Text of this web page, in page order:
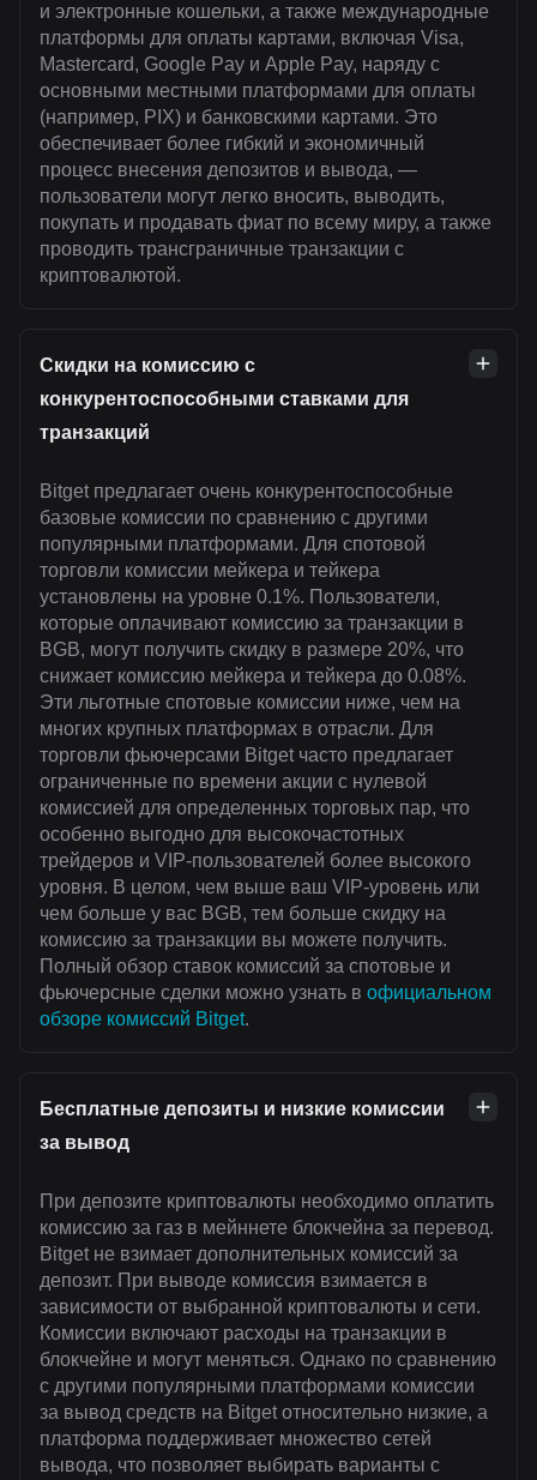
и электронные кошельки, а также международные
платформы для оплаты картами, включая Visa,
Mastercard, Google Pay и Apple Pay, наряду с
основными местными платформами для оплаты
(например, PIX) и банковскими картами. Это
обеспечивает более гибкий и экономичный
процесс внесения депозитов и вывода, —
пользователи могут легко вносить, выводить,
покупать и продавать фиат по всему миру, а также
проводить трансграничные транзакции с
криптовалютой.
Скидки на комиссию с
конкурентоспособными ставками для
транзакций
Bitget предлагает очень конкурентоспособные
базовые комиссии по сравнению с другими
популярными платформами. Для спотовой
торговли комиссии мейкера и тейкера
установлены на уровне 0.1%. Пользователи,
которые оплачивают комиссию за транзакции в
BGB, могут получить скидку в размере 20%, что
снижает комиссию мейкера и тейкера до 0.08%.
Эти льготные спотовые комиссии ниже, чем на
многих крупных платформах в отрасли. Для
торговли фьючерсами Bitget часто предлагает
ограниченные по времени акции с нулевой
комиссией для определенных торговых пар, что
особенно выгодно для высокочастотных
трейдеров и VIP-пользователей более высокого
уровня. В целом, чем выше ваш VIP-уровень или
чем больше у вас BGB, тем больше скидку на
комиссию за транзакции вы можете получить.
Полный обзор ставок комиссий за спотовые и
фьючерсные сделки можно узнать в официальном
обзоре комиссий Bitget.
Бесплатные депозиты и низкие комиссии
за вывод
При депозите криптовалюты необходимо оплатить
комиссию за газ в мейннете блокчейна за перевод.
Bitget не взимает дополнительных комиссий за
депозит. При выводе комиссия взимается в
зависимости от выбранной криптовалюты и сети.
Комиссии включают расходы на транзакции в
блокчейне и могут меняться. Однако по сравнению
с другими популярными платформами комиссии
за вывод средств на Bitget относительно низкие, а
платформа поддерживает множество сетей
вывода, что позволяет выбирать варианты с